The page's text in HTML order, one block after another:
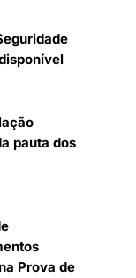
pauta dos
Prova de